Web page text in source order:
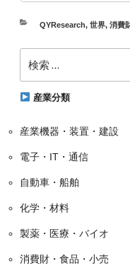
カ
リ
QYResearch, 世界, 消費
索:
産業分類
産業機器・装置・建設
電子・IT・通信
自動車・船舶
化学・材料
製薬・医療・バイオ
消費財・食品・小売